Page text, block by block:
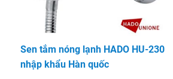
Sen tắm nóng lạnh HADO HU-230
nhập khẩu Hàn quốc